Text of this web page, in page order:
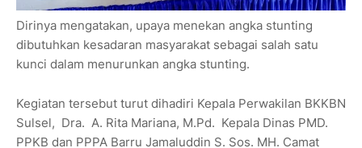
Dirinya mengatakan, upaya menekan angka stunting
dibutuhkan kesadaran masyarakat sebagai salah satu
kunci dalam menurunkan angka stunting.
Kegiatan tersebut turut dihadiri Kepala Perwakilan BKKBN
Sulsel, Dra. A. Rita Mariana, M.Pd. Kepala Dinas PMD.
PPKB dan PPPA Barru Jamaluddin S. Sos. MH. Camat